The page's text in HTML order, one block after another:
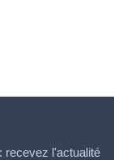
recevez l'actualité